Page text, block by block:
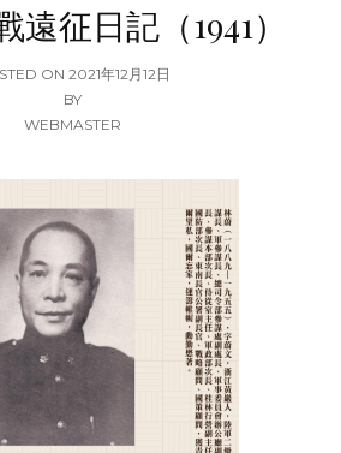
征日記（1941）
ON POSTED
ON
2021年12月12日
BY
WEBMASTER